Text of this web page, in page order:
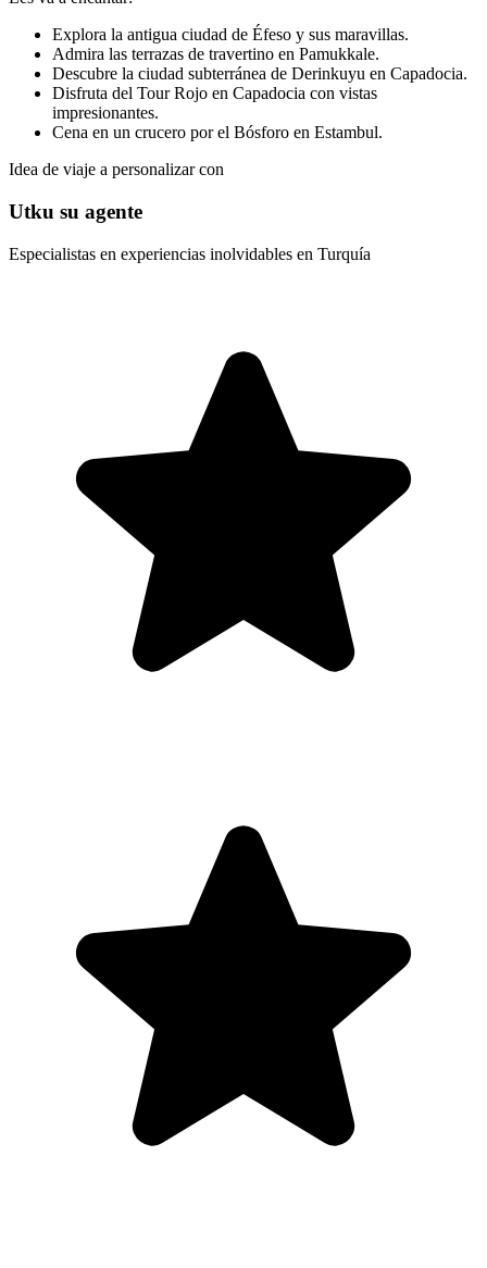
Explora la antigua ciudad de Éfeso y sus maravillas.
Admira las terrazas de travertino en Pamukkale.
Descubre la ciudad subterránea de Derinkuyu en Capadocia.
Disfruta del Tour Rojo en Capadocia con vistas
impresionantes.
Cena en un crucero por el Bósforo en Estambul.
Idea de viaje a personalizar con
Utku su agente
Especialistas en experiencias inolvidables en Turquía